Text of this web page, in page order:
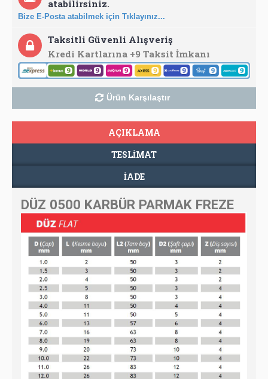
atabilirsiniz.
Bize E-Posta atabilmek için Tıklayınız...
Taksitli Güvenli Alışveriş
Kredi Kartlarına +9 Taksit İmkanı
Ürün Karşılaştır
AÇIKLAMA
TESLIMAT
İADE
DÜZ 0500 KARBÜR PARMAK FREZE